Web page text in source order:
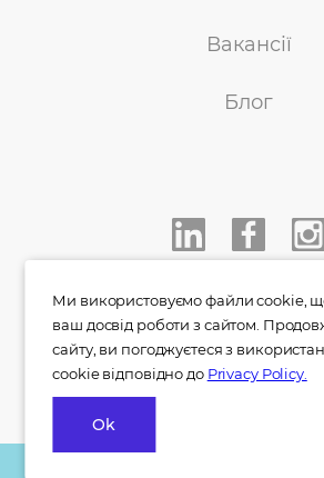
Вакансії
Блог
Ми використовуємо файли cookie,
ваш досвід роботи з сайтом.
сайту, ви погоджуєтеся з
cookie відповідно до Privacy Policy.
Ok